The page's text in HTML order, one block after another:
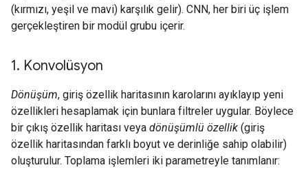
(kırmızı, yeşil ve mavi) karşılık gelir). CNN, her biri üç işlem
gerçekleştiren bir modül grubu içerir.
1. Konvolüsyon
Dönüşüm, giriş özellik haritasının karolarını ayıklayıp yeni
özellikleri hesaplamak için bunlara filtreler uygular. Böylece
bir çıkış özellik haritası veya dönüşümlü özellik (giriş
özellik haritasından farklı boyut ve derinliğe sahip olabilir)
oluşturulur. Toplama işlemleri iki parametreyle tanımlanır: